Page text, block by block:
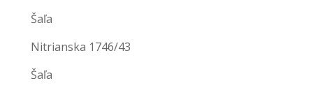
Šaľa
Nitrianska 1746/43
Šaľa